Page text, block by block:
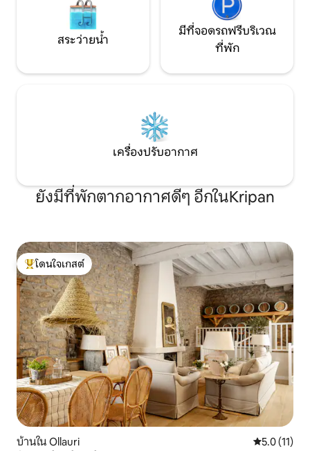
สระว่ายน้ำ
มีที่จอดรถฟรีบริเวณ
ที่พัก
เครื่องปรับอากาศ
ยังมีที่พักตากอากาศดีๆ อีกในKripan
โดนใจเกสต์ที่สุด
โดนใจเกสต์
บ้านใน Ollauri คะแนนเฉลี่ย
5.0 (11)